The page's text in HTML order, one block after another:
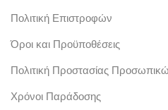
Πολιτική Επιστροφών
Όροι και Προϋποθέσεις
Πολιτική Προστασίας
Χρόνοι Παράδοσης